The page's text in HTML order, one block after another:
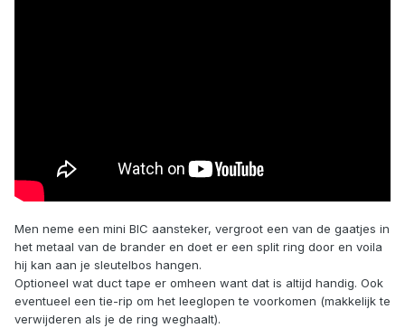
Men neme een mini BIC aansteker, vergroot een van de gaatjes in
het metaal van de brander en doet er een split ring door en voila
hij kan aan je sleutelbos hangen.
Optioneel wat duct tape er omheen want dat is altijd handig. Ook
eventueel een tie-rip om het leeglopen te voorkomen (makkelijk te
verwijderen als je de ring weghaalt).